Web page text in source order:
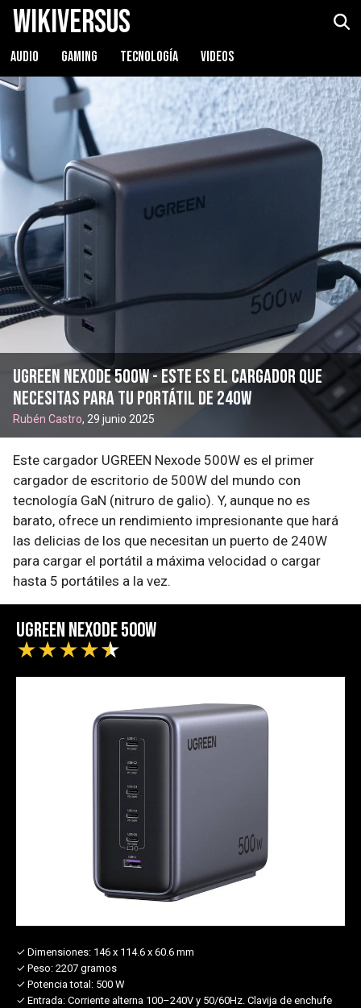
WikiVersus
AUDIO GAMING TECNOLOGÍA VIDEOS
UGREEN Nexode 500W - este es el cargador que
necesitas para tu portátil de 240W
Rubén Castro, 29 junio 2025
Este cargador UGREEN Nexode 500W es el primer
cargador de escritorio de 500W del mundo con
tecnología GaN (nitruro de galio). Y, aunque no es
barato, ofrece un rendimiento impresionante que hará
las delicias de los que necesitan un puerto de 240W
para cargar el portátil a máxima velocidad o cargar
hasta 5 portátiles a la vez.
UGREEN Nexode 500W
★★★★★
✓ Dimensiones: 146 x 114.6 x 60.6 mm
✓ Peso: 2207 gramos
✓ Potencia total: 500 W
✓ Entrada: Corriente alterna 100–240V y 50/60Hz. Clavija de enchufe
UGREEN Nexode 500W Ver precio